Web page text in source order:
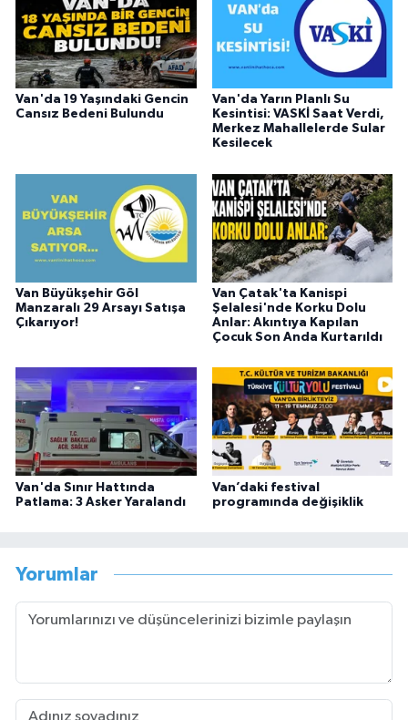
Van'da 19 Yaşındaki Gencin
Cansız Bedeni Bulundu
Van'da Yarın Planlı Su
Kesintisi: VASKİ Saat Verdi,
Merkez Mahallelerde Sular
Kesilecek
Van Büyükşehir Göl
Manzaralı 29 Arsayı Satışa
Çıkarıyor!
Van Çatak'ta Kanispi
Şelalesi'nde Korku Dolu
Anlar: Akıntıya Kapılan
Çocuk Son Anda Kurtarıldı
Van'da Sınır Hattında
Patlama: 3 Asker Yaralandı
Van’daki festival
programında değişiklik
Yorumlar